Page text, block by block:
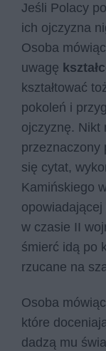
Jeśli Polacy
ich ojczyzna
Osoba
uwagę
kształtować
pokoleń i
ojczyznę. Nikt
przeznaczony
się cytat,
Kamińskiego
w czasie II
śmierć idą po
rzu­ca­ne na
Osoba
które
dadzą mu